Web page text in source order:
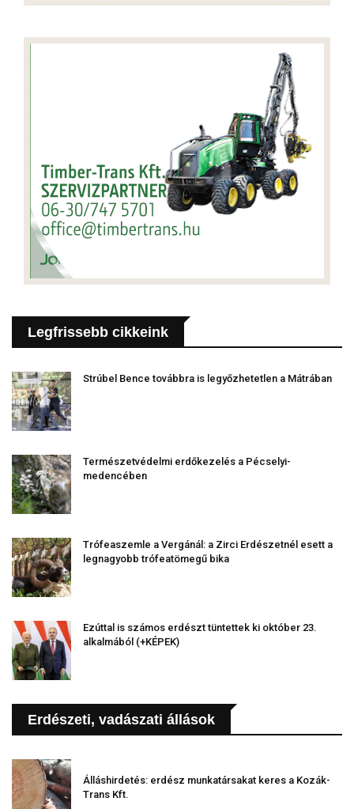
Legfrissebb cikkeink
Strúbel Bence továbbra is legyőzhetetlen a Mátrában
Természetvédelmi erdőkezelés a Pécselyi-
medencében
Trófeaszemle a Vergánál: a Zirci Erdészetnél esett a
legnagyobb trófeatömegű bika
Ezúttal is számos erdészt tüntettek ki október 23.
alkalmából (+KÉPEK)
Erdészeti, vadászati állások
Álláshirdetés: erdész munkatársakat keres a Kozák-
Trans Kft.